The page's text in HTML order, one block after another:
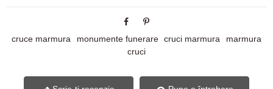
cruce marmura monumente funerare cruci marmura
marmura
cruci